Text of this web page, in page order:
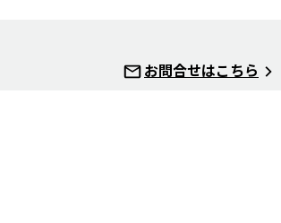
お問合せはこちら